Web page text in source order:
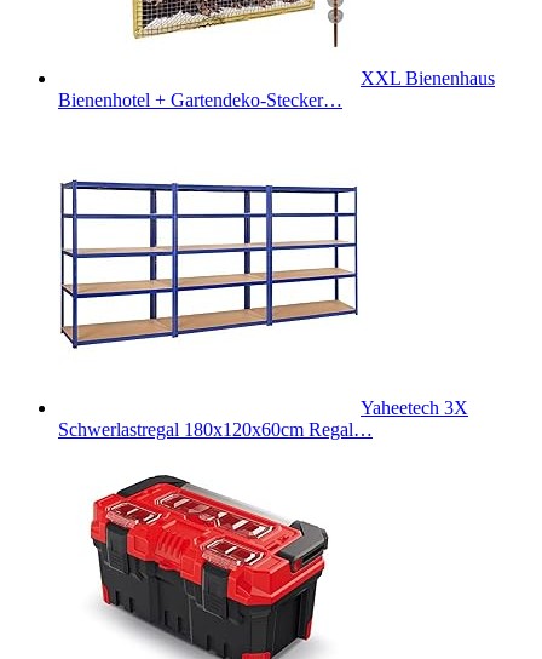
XXL Bienenhaus
Bienenhotel + Gartendeko-Stecker…
Yaheetech 3X
Schwerlastregal 180x120x60cm Regal…